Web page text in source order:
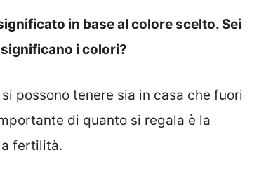
in base al colore scelto. Sei
i colori?
possono tenere sia in casa che fuori
di quanto si regala è la
fertilità.